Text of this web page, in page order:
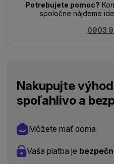
Potrebujete pomoc?
spoločne nájdeme
0903
Nakupujte
spoľahlivo a
Môžete mať doma
Vaša platba je